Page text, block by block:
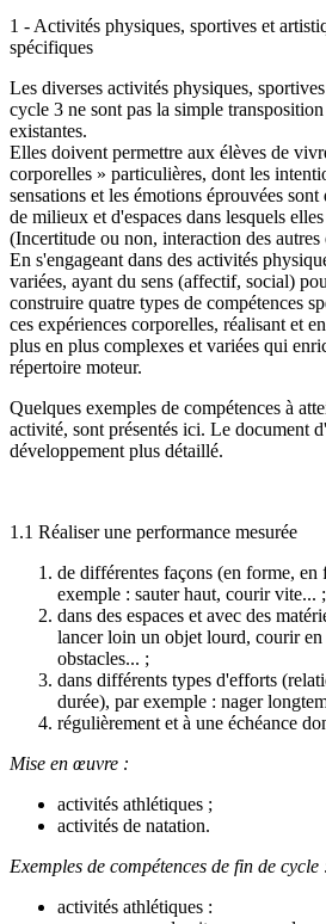
1 - Activités physiques, sportives et
spécifiques
Les diverses activités physiques,
cycle 3 ne sont pas la simple
existantes.
Elles doivent permettre aux élèves de
corporelles » particulières, dont les
sensations et les émotions éprouvées
de milieux et d'espaces dans lesquels
(Incertitude ou non, interaction des autres
En s'engageant dans des activités
variées, ayant du sens (affectif, social)
construire quatre types de compétences
ces expériences corporelles, réalisant et
plus en plus complexes et variées qui
répertoire moteur.
Quelques exemples de compétences à
activité, sont présentés ici. Le document
développement plus détaillé.
1.1 Réaliser une performance mesurée
de différentes façons (en forme, en
exemple : sauter haut, courir vite... ;
dans des espaces et avec des
lancer loin un objet lourd, courir en
obstacles... ;
dans différents types d'efforts
durée), par exemple : nager
régulièrement et à une échéance
Mise en œuvre :
activités athlétiques ;
activités de natation.
Exemples de compétences de fin de cycle
activités athlétiques :